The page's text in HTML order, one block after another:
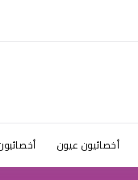
أخصائيون عيون